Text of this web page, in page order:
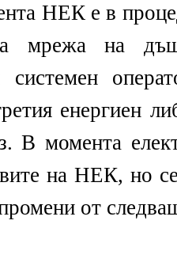
НЕК е в
мрежа на
системен
енергиен
В момента
на НЕК, но
от